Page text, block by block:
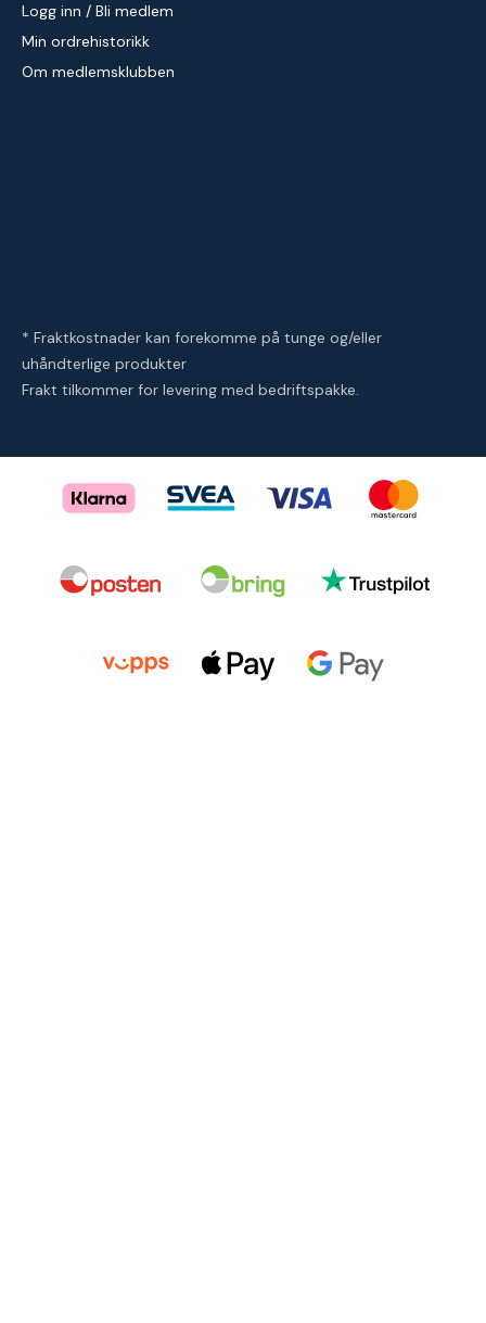
Logg inn / Bli medlem
Min ordrehistorikk
Om medlemsklubben
* Fraktkostnader kan forekomme på tunge og/eller
uhåndterlige produkter
Frakt tilkommer for levering med bedriftspakke.